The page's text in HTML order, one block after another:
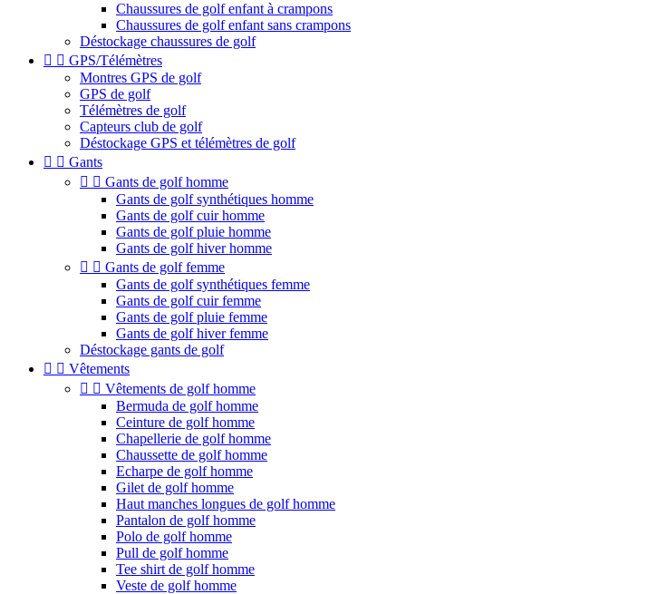
Chaussures de golf enfant à crampons
Chaussures de golf enfant sans crampons
Déstockage chaussures de golf
  GPS/Télémètres
Montres GPS de golf
GPS de golf
Télémètres de golf
Capteurs club de golf
Déstockage GPS et télémètres de golf
  Gants
  Gants de golf homme
Gants de golf synthétiques homme
Gants de golf cuir homme
Gants de golf pluie homme
Gants de golf hiver homme
  Gants de golf femme
Gants de golf synthétiques femme
Gants de golf cuir femme
Gants de golf pluie femme
Gants de golf hiver femme
Déstockage gants de golf
  Vêtements
  Vêtements de golf homme
Bermuda de golf homme
Ceinture de golf homme
Chapellerie de golf homme
Chaussette de golf homme
Echarpe de golf homme
Gilet de golf homme
Haut manches longues de golf homme
Pantalon de golf homme
Polo de golf homme
Pull de golf homme
Tee shirt de golf homme
Veste de golf homme